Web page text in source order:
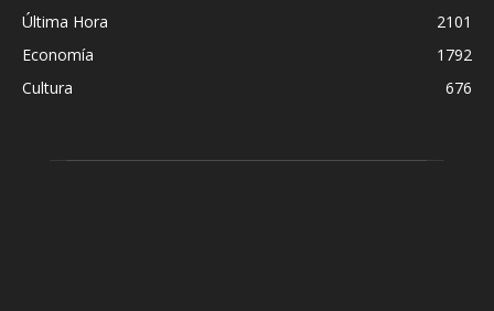
Última Hora
2101
Economía
1792
Cultura
676